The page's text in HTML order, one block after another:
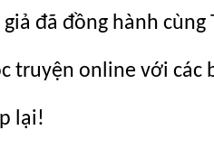
đã đồng hành
truyện online với
lại!